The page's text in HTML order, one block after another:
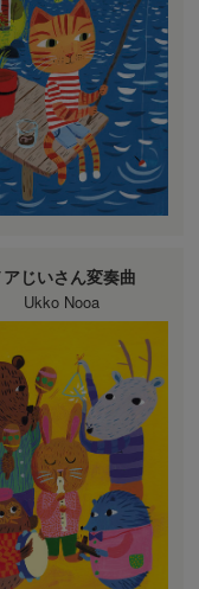
アじいさん変奏曲
Ukko Nooa